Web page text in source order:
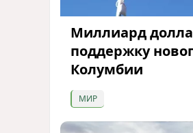
Миллиард
поддержку
Колумбии
МИР